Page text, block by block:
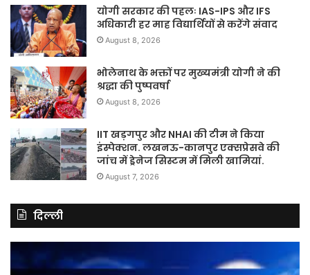
योगी सरकार की पहलः IAS-IPS और IFS
अधिकारी हर माह विद्यार्थियों से करेंगे संवाद
August 8, 2026
भोलेनाथ के भक्तों पर मुख्यमंत्री योगी ने की
श्रद्धा की पुष्पवर्षा
August 8, 2026
IIT खड़गपुर और NHAI की टीम ने किया
इंस्पेक्शन. लखनऊ-कानपुर एक्सप्रेसवे की
जांच में ड्रेनेज सिस्टम में मिली खामियां.
August 7, 2026
दिल्ली